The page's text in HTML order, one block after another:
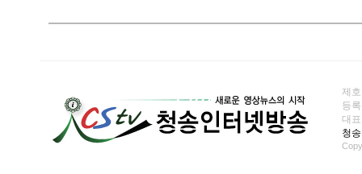
제
등
대표
청